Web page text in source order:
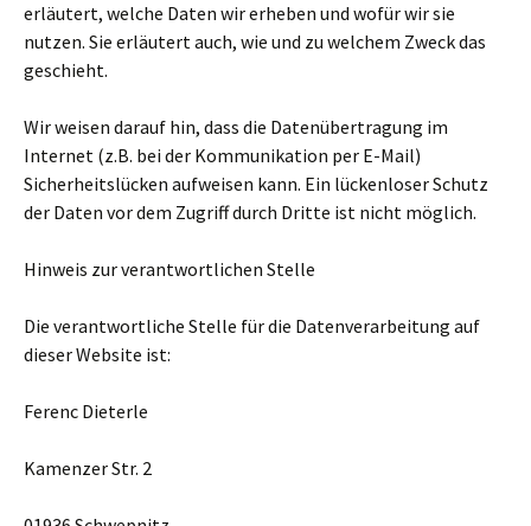
erläutert, welche Daten wir erheben und wofür wir sie
nutzen. Sie erläutert auch, wie und zu welchem Zweck das
geschieht.
Wir weisen darauf hin, dass die Datenübertragung im
Internet (z.B. bei der Kommunikation per E-Mail)
Sicherheitslücken aufweisen kann. Ein lückenloser Schutz
der Daten vor dem Zugriff durch Dritte ist nicht möglich.
Hinweis zur verantwortlichen Stelle
Die verantwortliche Stelle für die Datenverarbeitung auf
dieser Website ist:
Ferenc Dieterle
Kamenzer Str. 2